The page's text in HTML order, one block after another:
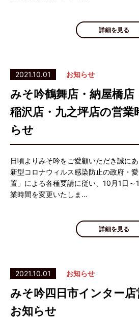
詳細を見る
2021.10.01 お知らせ
みそ吟鶴舞店・納屋橋店
稲沢店・九之坪店の営業
らせ
日頃よりみそ吟をご愛顧いただき誠に
新型コロナウィルス感染防止の政府・
置」による各種要請に従い、10月1日
業時間を変更いたしま…
詳細を見る
2021.10.01 お知らせ
みそ吟四日市インター
お知らせ